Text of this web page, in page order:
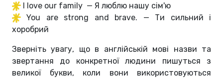
I love our family — Я люблю нашу сім'ю
You are strong and brave. — Ти сильний і
хоробрий
Зверніть увагу, що в англійській мові назви та
звертання до конкретної людини пишуться з
великої букви, коли вони використовуються